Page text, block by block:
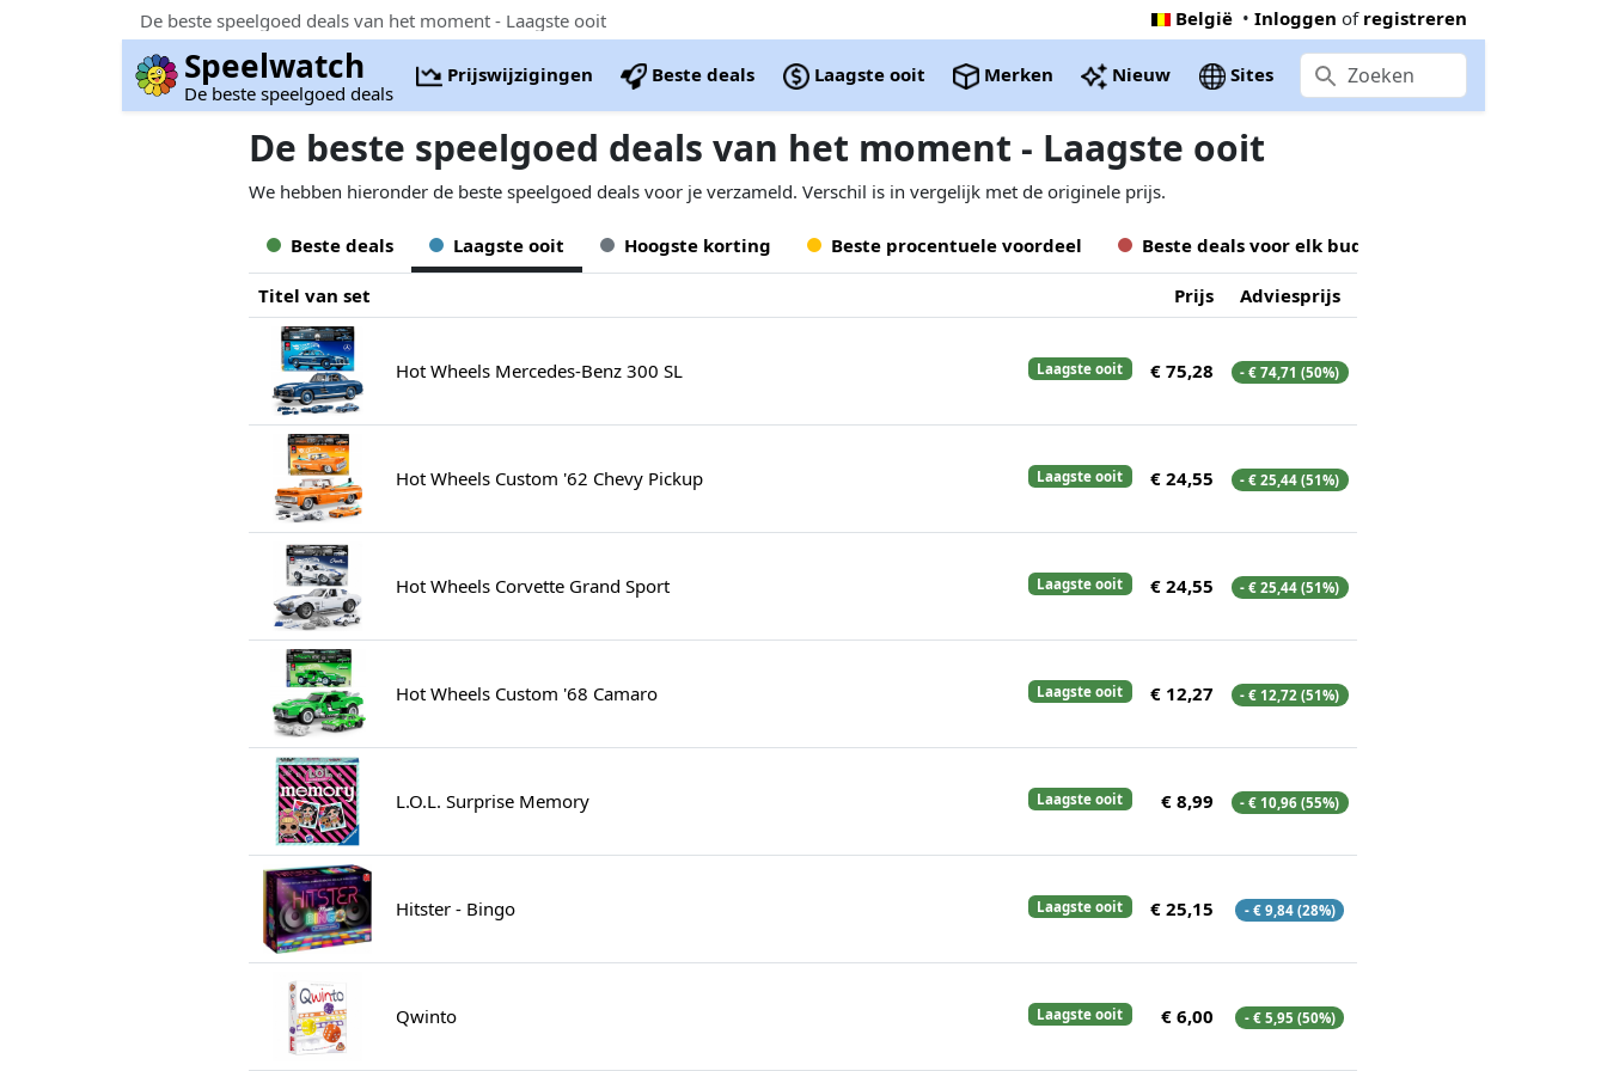
De beste speelgoed deals van het moment - Laagste ooit België • Inloggen of registreren
Speelwatch
De beste speelgoed deals
Prijswijzigingen Beste deals Laagste ooit Merken Nieuw Sites
De beste speelgoed deals van het moment - Laagste ooit
We hebben hieronder de beste speelgoed deals voor je verzameld. Verschil is in vergelijk met de originele prijs.
Beste deals Laagste ooit Hoogste korting Beste procentuele voordeel Beste deals voor elkbudget
Titel van set Prijs Adviesprijs
Laagste ooit
Hot Wheels Mercedes-Benz 300 SL € 75,28 - € 74,71 (50%)
Laagste ooit
Hot Wheels Custom '62 Chevy Pickup € 24,55 - € 25,44 (51%)
Laagste ooit
Hot Wheels Corvette Grand Sport € 24,55 - € 25,44 (51%)
Laagste ooit
Hot Wheels Custom '68 Camaro € 12,27 - € 12,72 (51%)
Laagste ooit
L.O.L. Surprise Memory € 8,99 - € 10,96 (55%)
Laagste ooit
Hitster - Bingo € 25,15 - € 9,84 (28%)
Laagste ooit
Qwinto € 6,00 - € 5,95 (50%)